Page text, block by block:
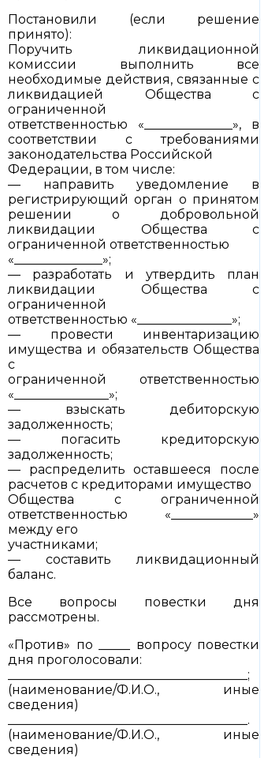
Постановили (если решение
принято):
Поручить ликвидационной
комиссии выполнить все
необходимые действия, связанные с
ликвидацией Общества с
ограниченной
ответственностью «______________», в
соответствии с требованиями
законодательства Российской
Федерации, в том числе:
— направить уведомление в
регистрирующий орган о принятом
решении о добровольной
ликвидации Общества с
ограниченной ответственностью
«______________»;
— разработать и утвердить план
ликвидации Общества с
ограниченной
ответственностью «_______________»;
— провести инвентаризацию
имущества и обязательств Общества
с
ограниченной ответственностью
«_______________»;
— взыскать дебиторскую
задолженность;
— погасить кредиторскую
задолженность;
— распределить оставшееся после
расчетов с кредиторами имущество
Общества с ограниченной
ответственностью «_____________»
между его
участниками;
— составить ликвидационный
баланс.
Все вопросы повестки дня
рассмотрены.
«Против» по _____ вопросу повестки
дня проголосовали:
______________________________________;
(наименование/Ф.И.О., иные
сведения)
______________________________________.
(наименование/Ф.И.О., иные
сведения)